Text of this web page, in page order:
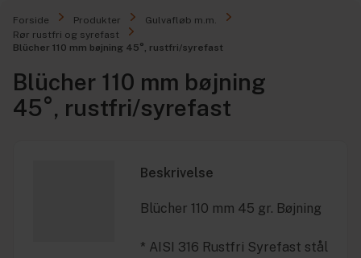
Forside Produkter
Gulvafløb m.m.
Rør rustfri og syrefast
Blücher 110 mm bøjning 45°, rustfri/syrefast
Blücher 110 mm bøjning
45°, rustfri/syrefast
Beskrivelse
Blücher 110 mm 45 gr. Bøjning
* AISI 316 Rustfri Syrefast stål